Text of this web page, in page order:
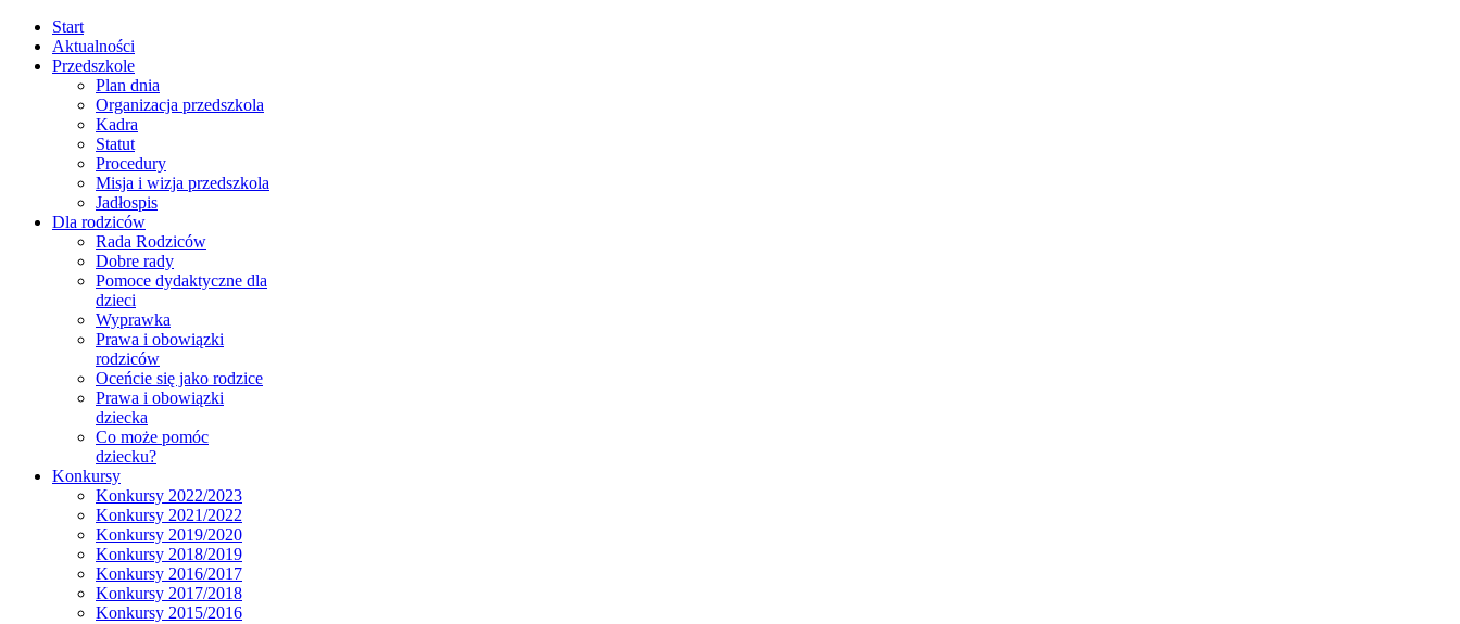
Start
Aktualności
Przedszkole
Plan dnia
Organizacja przedszkola
Kadra
Statut
Procedury
Misja i wizja przedszkola
Jadłospis
Dla rodziców
Rada Rodziców
Dobre rady
Pomoce dydaktyczne dla
dzieci
Wyprawka
Prawa i obowiązki
rodziców
Oceńcie się jako rodzice
Prawa i obowiązki
dziecka
Co może pomóc
dziecku?
Konkursy
Konkursy 2022/2023
Konkursy 2021/2022
Konkursy 2019/2020
Konkursy 2018/2019
Konkursy 2016/2017
Konkursy 2017/2018
Konkursy 2015/2016